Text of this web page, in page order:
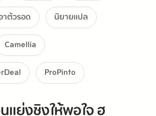
าติกำเนิด นางล้วนสู้ภรรยาคนแรกไม่ได้
รให้กำเนิดทายาท ร่างกายที่ขาดการบำรุงมา
นเช่นนางคงไม่อาจรับไหว
างมั่นคง ยังต้องอาศัยความนอบน้อม รู้ความ
าตัวรอด
นิยายแปล
Camellia
ProPinto